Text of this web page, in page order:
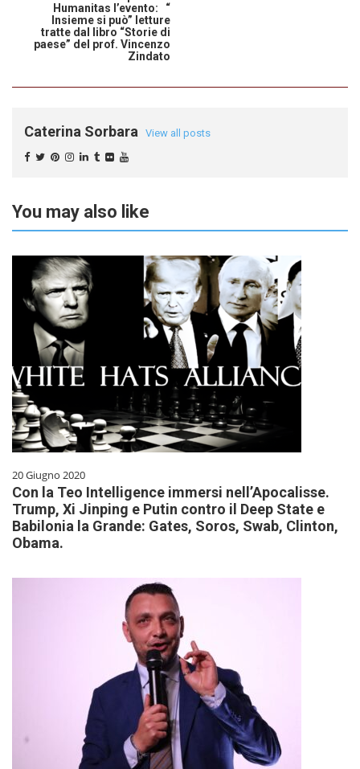
Humanitas l’evento: “
Insieme si può” letture
tratte dal libro “Storie di
paese” del prof. Vincenzo
Zindato
Caterina Sorbara View all posts
You may also like
20 Giugno 2020
Con la Teo Intelligence immersi nell’Apocalisse.
Trump, Xi Jinping e Putin contro il Deep State e
Babilonia la Grande: Gates, Soros, Swab, Clinton,
Obama.